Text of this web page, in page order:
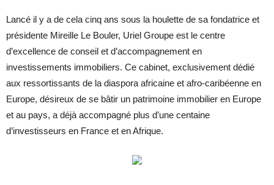
Lancé il y a de cela cinq ans sous la houlette de sa fondatrice et
présidente Mireille Le Bouler, Uriel Groupe est le centre
d’excellence de conseil et d’accompagnement en
investissements immobiliers. Ce cabinet, exclusivement dédié
aux ressortissants de la diaspora africaine et afro-caribéenne en
Europe, désireux de se bâtir un patrimoine immobilier en Europe
et au pays, a déjà accompagné plus d’une centaine
d’investisseurs en France et en Afrique.